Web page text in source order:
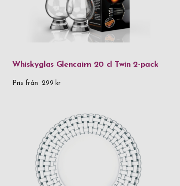
Whiskyglas Glencairn 20 cl Twin 2-pack
Pris från 299 kr